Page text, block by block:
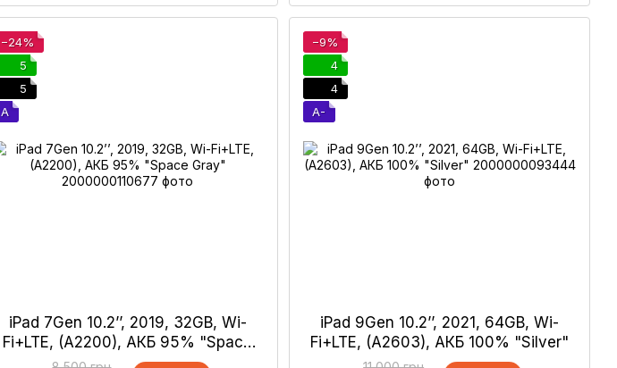
−24%
5
5
A
iPad 7Gen 10.2’’, 2019, 32GB, Wi-
Fi+LTE, (A2200), АКБ 95% "Space
Gray"
−9%
4
4
A-
iPad 9Gen 10.2’’, 2021, 64GB, Wi-
Fi+LTE, (A2603), АКБ 100% "Silver"